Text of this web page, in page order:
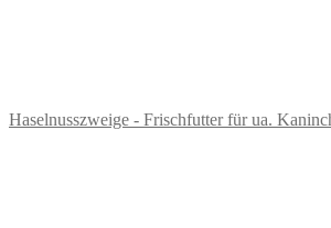
Haselnusszweige - Frischfutter für ua.